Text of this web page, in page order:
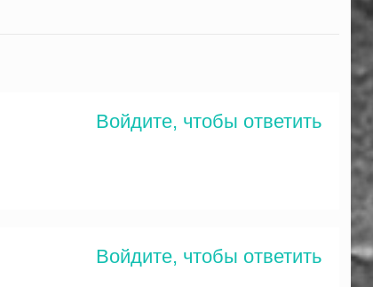
Войдите, чтобы ответить
Войдите, чтобы ответить